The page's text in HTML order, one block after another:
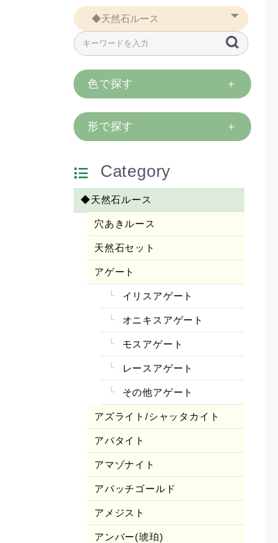
色で探す
形で探す
Category
◆天然石ルース
穴あきルース
天然石セット
アゲート
イリスアゲート
オニキスアゲート
モスアゲート
レースアゲート
その他アゲート
アズライト/シャッタカイト
アパタイト
アマゾナイト
アパッチゴールド
アメジスト
アンバー(琥珀)